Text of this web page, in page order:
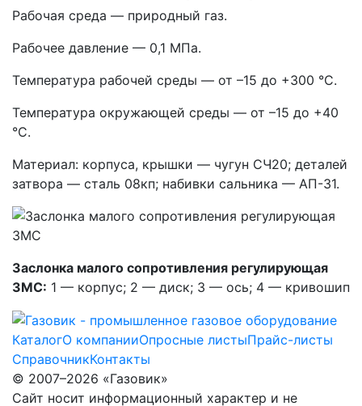
Рабочая среда — природный газ.
Рабочее давление — 0,1 МПа.
Температура рабочей среды — от –15 до +300 °С.
Температура окружающей среды — от –15 до +40
°С.
Материал: корпуса, крышки — чугун СЧ20; деталей
затвора — сталь 08кп; набивки сальника — АП-31.
Заслонка малого сопротивления регулирующая
ЗМС: 1 — корпус; 2 — диск; 3 — ось; 4 — кривошип
КаталогО компанииОпросные листыПрайс-листы
СправочникКонтакты
© 2007–2026 «Газовик»
Сайт носит информационный характер и не